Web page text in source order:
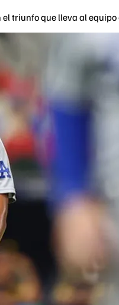
triunfo que lleva al